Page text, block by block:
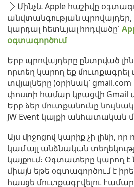
Մինչև Apple հաշիվը
անվտանգության պրովայդեր,
կարդալ հետևյալ հոդվածը՝
օգտագործում
Երբ պրովայդերը ընտրված
որտեղ կարող եք մուտքագրել
տվյալները (օրինակ՝
փոստի համար կբացվի Gmail
Երբ ձեր մուտքանունը
JW Event կայքի անհատական
Այս միջոցով կարիք չի լինի,
կամ այլ անձնական
կայքում։ Օգտատերը կարող է
միայն եթե օգտագործում է
հասցե մուտքագրվելու